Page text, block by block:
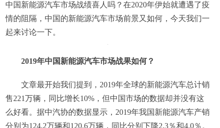
中国新能源汽车市场战绩喜人吗？在2020年伊始就遭遇了疫
情的阻隔，中国的新能源汽车市场前景又如何，今天我们一
起来讨论一下。
2019年中国新能源汽车市场战果如何？
文章最开始我们提到，2019年全球的新能源汽车总计销
售221万辆，同比增长10%，但中国市场的数据却并没有这
么好看。据中汽协的数据显示，2019年我国新能源汽车产销
分别为124.2万辆和120.6万辆，同比分别下降2.3％和4.0％。